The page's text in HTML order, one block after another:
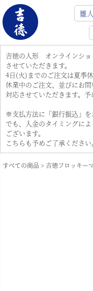
雛
吉徳の人形 オンラインショ
させていただきます。
4日(火)までのご注文は夏季
休業中のご注文、並びにお
対応させていただきます。予
※支払方法に「銀行振込」
でも、入金のタイミングに
ございます。
こちらも予めご了承ください。
すべての商品 吉徳フロッキー